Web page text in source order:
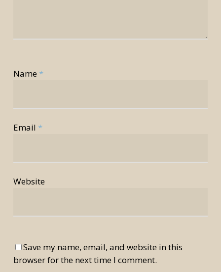
Name *
Email *
Website
Save my name, email, and website in this
browser for the next time I comment.